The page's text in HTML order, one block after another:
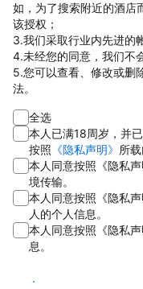
如，为了搜索附近的酒店
该授权；
3.我们采取行业内先进的
4.未经您的同意，我们不
5.您可以查看、修改或删
法。
全选
本人已满18周岁，并
按照 《隐私声明》 所
本人同意按照《隐私
境传输。
本人同意按照《隐私
人的个人信息。
本人同意按照《隐私
息。
同意